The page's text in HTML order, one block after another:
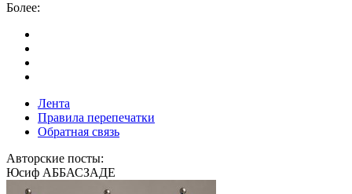
Более:
Лента
Правила перепечатки
Обратная связь
Авторские посты:
Юсиф АББАСЗАДЕ